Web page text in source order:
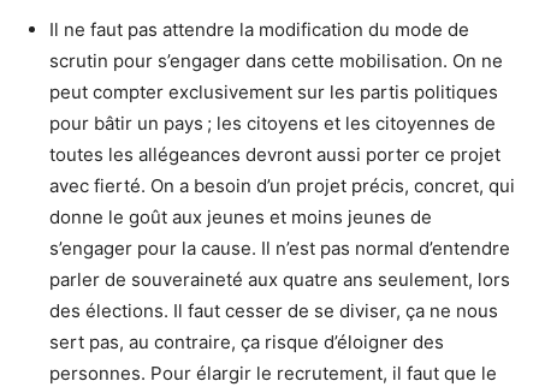
Il ne faut pas attendre la modification du mode de
scrutin pour s’engager dans cette mobilisation. On ne
peut compter exclusivement sur les partis politiques
pour bâtir un pays ; les citoyens et les citoyennes de
toutes les allégeances devront aussi porter ce projet
avec fierté. On a besoin d’un projet précis, concret, qui
donne le goût aux jeunes et moins jeunes de
s’engager pour la cause. Il n’est pas normal d’entendre
parler de souveraineté aux quatre ans seulement, lors
des élections. Il faut cesser de se diviser, ça ne nous
sert pas, au contraire, ça risque d’éloigner des
personnes. Pour élargir le recrutement, il faut que le